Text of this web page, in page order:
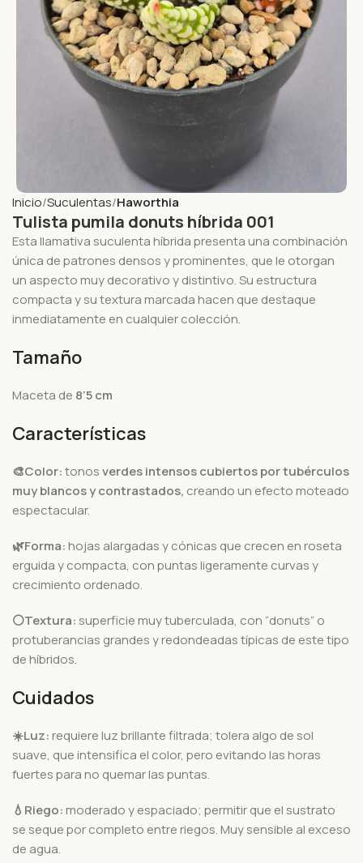
Inicio Suculentas Haworthia
Tulista pumila donuts híbrida 001
Esta llamativa suculenta híbrida presenta una combinación
única de patrones densos y prominentes, que le otorgan
un aspecto muy decorativo y distintivo. Su estructura
compacta y su textura marcada hacen que destaque
inmediatamente en cualquier colección.
Tamaño
Maceta de 8’5 cm
Características
🎨Color:tonosverdes intensos cubiertos por tubérculos
muy blancos y contrastados, creando un efecto moteado
espectacular.
🌿Forma: hojas alargadas y cónicas que crecen en roseta
erguida y compacta, con puntas ligeramente curvas y
crecimiento ordenado.
⚪Textura: superficie muy tuberculada, con “donuts” o
protuberancias grandes y redondeadas típicas de este tipo
de híbridos.
Cuidados
☀️Luz: requiere luz brillante filtrada; tolera algo de sol
suave, que intensifica el color, pero evitando las horas
fuertes para no quemar las puntas.
💧 Riego: moderado y espaciado; permitir que el sustrato
se seque por completo entre riegos. Muy sensible al exceso
de agua.